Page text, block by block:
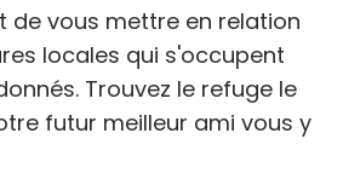
de vous mettre en relation
locales qui s'occupent
Trouvez le refuge le
futur meilleur ami vous y